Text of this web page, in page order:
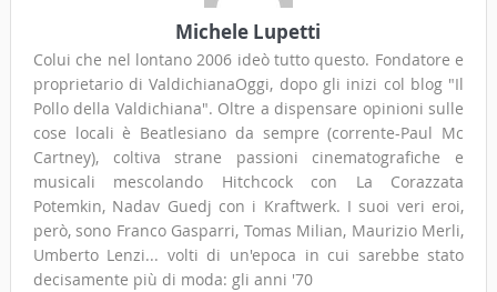
Michele Lupetti
Colui che nel lontano 2006 ideò tutto questo. Fondatore e
proprietario di ValdichianaOggi, dopo gli inizi col blog "Il
Pollo della Valdichiana". Oltre a dispensare opinioni sulle
cose locali è Beatlesiano da sempre (corrente-Paul Mc
Cartney), coltiva strane passioni cinematografiche e
musicali mescolando Hitchcock con La Corazzata
Potemkin, Nadav Guedj con i Kraftwerk. I suoi veri eroi,
però, sono Franco Gasparri, Tomas Milian, Maurizio Merli,
Umberto Lenzi... volti di un'epoca in cui sarebbe stato
decisamente più di moda: gli anni '70